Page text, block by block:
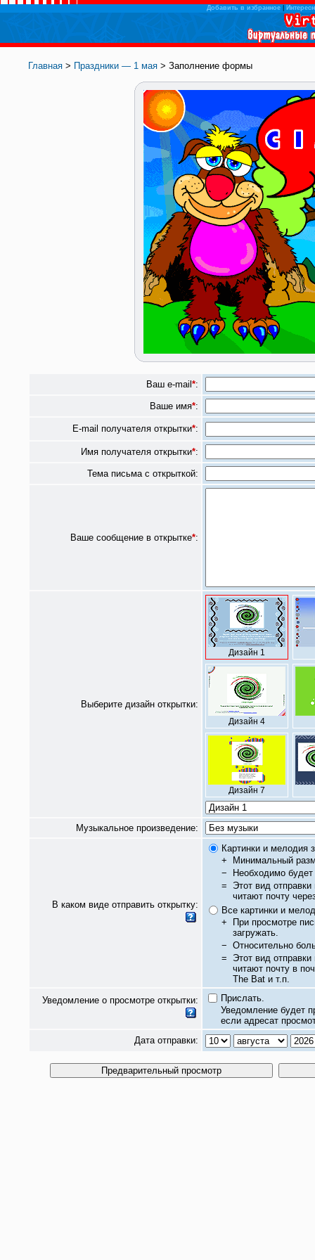
Добавить в избранное|
Главная > Праздники — 1 мая > Заполнение формы
Ваш e-mail *:
Ваше имя*:
E-mail получателя открытки*:
Имя получателя открытки*:
Тема письма с открыткой:
Ваше сообщение в открытке*:
Выберите дизайн открытки:
Дизайн 1
Дизайн 4
Дизайн 7
Музыкальное произведение:
В каком виде отправить открытку:
Картинки и мелодия
+
Минимальный
−
Необходимо будет
= Этот вид
читают почту
Все картинки и
+
При просмотре
загружать.
− Относительно
= Этот вид
читают почту в
The Bat и т.п.
Уведомление о просмотре открытки:
Прислать.
Уведомление будет
если адресат
Дата отправки: